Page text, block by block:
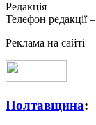
Редакція –
Телефон редакції –
Реклама на сайті –
Полтавщина: